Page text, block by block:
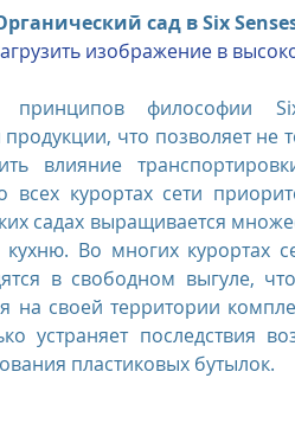
сад в Six
изображение в
философии
что позволяет не
влияние
всех курортах сети
садах выращивается
Во многих курортах
в свободном выгуле,
на своей территории
устраняет последствия
пластиковых бутылок.